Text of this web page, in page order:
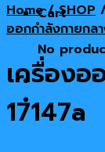
Cart
No
Home / SHOP
ออกกำลังกายกล
เครื่อง
17147a